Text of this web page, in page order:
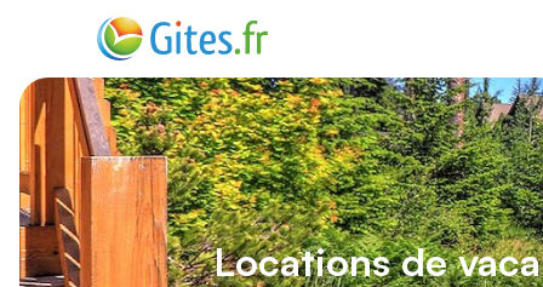
Locations de